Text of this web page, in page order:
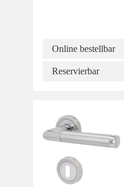
Online bestellbar
Reservierbar